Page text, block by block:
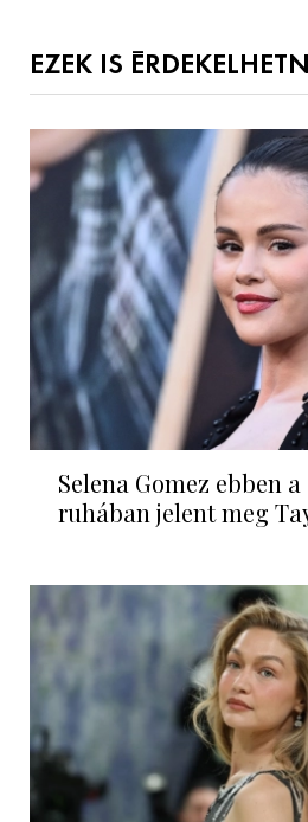
EZEK IS
Selena Gomez ebben
ruhában jelent meg